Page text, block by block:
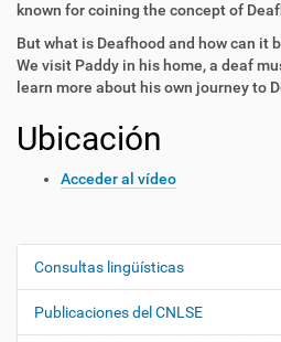
known for coining the concept of
But what is Deafhood and how can it
We visit Paddy in his home, a deaf
learn more about his own journey to
Ubicación
Acceder al vídeo
N
Consultas lingüísticas
Publicaciones del CNLSE